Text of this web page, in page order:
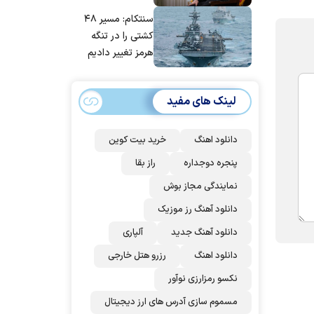
مردم ایران استسنتکام: مسیر ۴۸
کشتی را در تنگه
هرمز تغییر دادیم
لینک های مفید
دانلود اهنگ
خرید بیت کوین
پنجره دوجداره
راز بقا
نمایندگی مجاز بوش
دانلود آهنگ رز‌ موزیک
دانلود آهنگ جدید
آلپاری
دانلود اهنگ
رزرو هتل خارجی
نکسو رمزارزی نوآور
مسموم سازی آدرس های ارز دیجیتال